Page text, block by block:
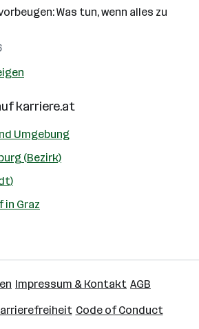
Was tun, wenn alles zu
karriere.at
Umgebung
(Bezirk)
in Graz
Impressum & Kontakt AGB
Code of Conduct